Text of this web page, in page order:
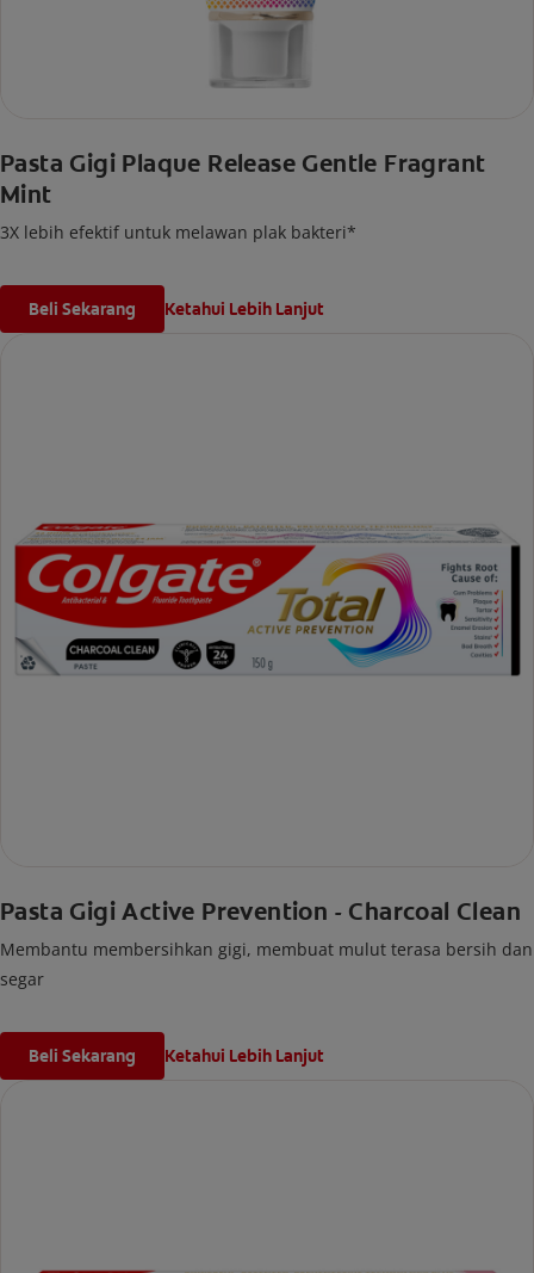
Pasta Gigi Plaque Release Gentle Fragrant
Mint
3X lebih efektif untuk melawan plak bakteri*
Beli Sekarang Ketahui Lebih Lanjut
Pasta Gigi Active Prevention - Charcoal Clean
Membantu membersihkan gigi, membuat mulut terasa bersih dan
segar
Beli Sekarang Ketahui Lebih Lanjut